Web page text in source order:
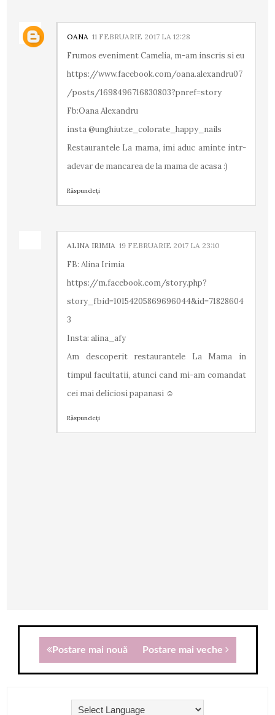
OANA 11 FEBRUARIE 2017 LA 12:28
Frumos eveniment Camelia, m-am inscris si eu
https://www.facebook.com/oana.alexandru07
/posts/1698496716830803?pnref=story
Fb:Oana Alexandru
insta @unghiutze_colorate_happy_nails
Restaurantele La mama, imi aduc aminte intr-
adevar de mancarea de la mama de acasa :)
Răspundeți
ALINA IRIMIA 19 FEBRUARIE 2017 LA 23:10
FB: Alina Irimia
https://m.facebook.com/story.php?
story_fbid=10154205869696044&id=71828604
3
Insta: alina_afy
Am descoperit restaurantele La Mama in
timpul facultatii, atunci cand mi-am comandat
cei mai deliciosi papanasi ☺
Răspundeți
Postare mai nouă Postare mai veche